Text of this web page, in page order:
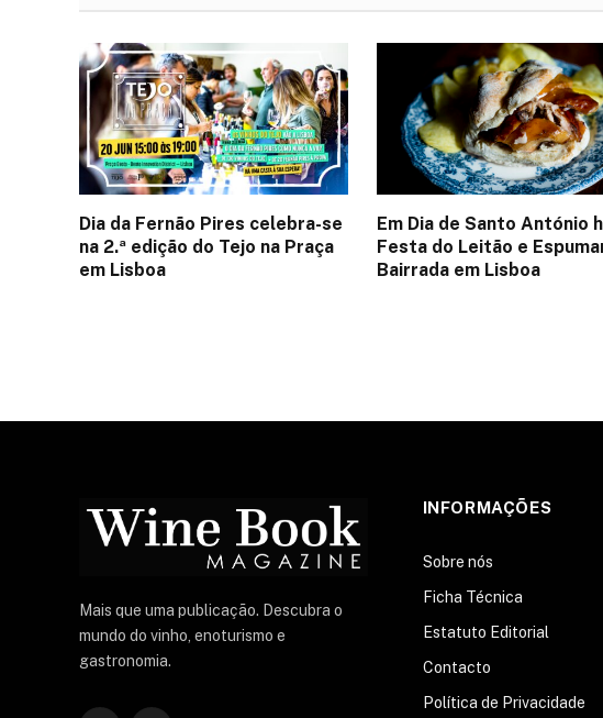
Dia da Fernão Pires celebra-se
na 2.ª edição do Tejo na Praça
em Lisboa
Em Dia de Santo António
Festa do Leitão e
Bairrada em Lisboa
Mais que uma publicação. Descubra o
mundo do vinho, enoturismo e
gastronomia.
INFORMAÇÕES
Sobre nós
Ficha Técnica
Estatuto Editorial
Contacto
Política de Privacidade